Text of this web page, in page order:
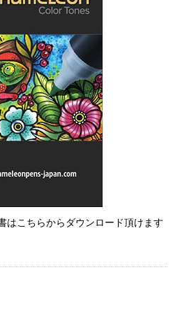
はこちらからダウンロード頂けます